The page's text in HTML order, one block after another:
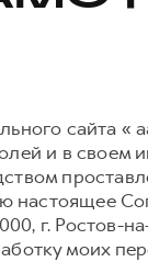
сайта «
и в своем
настоящее
г. Ростов-
моих